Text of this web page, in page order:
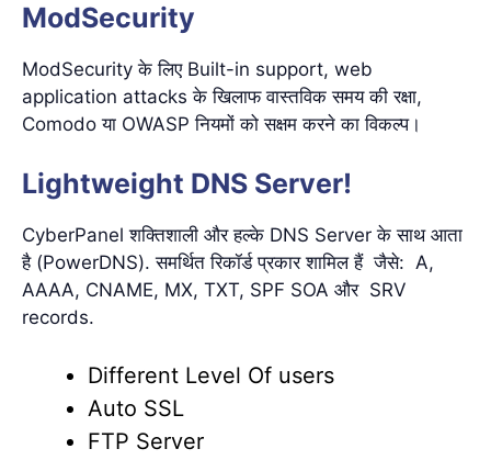
ModSecurity
ModSecurity के लिए Built-in support, web
application attacks के खिलाफ वास्तविक समय की रक्षा,
Comodo या OWASP नियमों को सक्षम करने का विकल्प।
Lightweight DNS Server!
CyberPanel शक्तिशाली और हल्के DNS Server के साथ आता
है (PowerDNS). समर्थित रिकॉर्ड प्रकार शामिल हैं जैसे: A,
AAAA, CNAME, MX, TXT, SPF SOA और SRV
records.
Different Level Of users
Auto SSL
FTP Server